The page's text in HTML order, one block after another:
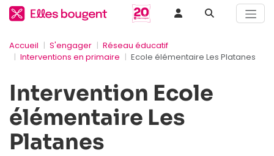
Accueil S'engager
Réseau éducatif
Interventions en primaire
Ecole élémentaire Les Platanes
Intervention Ecole
élémentaire Les
Platanes